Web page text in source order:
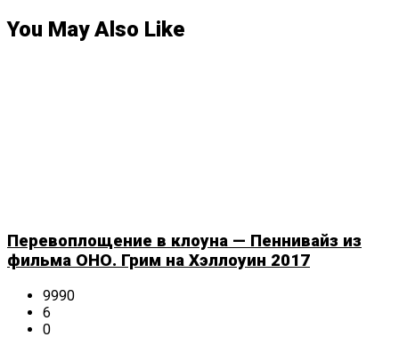
You May Also Like
Перевоплощение в клоуна — Пеннивайз из
фильма ОНО. Грим на Хэллоуин 2017
9990
6
0